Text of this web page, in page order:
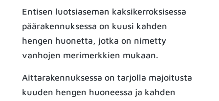
Entisen luotsiaseman kaksikerroksisessa
päärakennuksessa on kuusi kahden
hengen huonetta, jotka on nimetty
vanhojen merimerkkien mukaan.
Aittarakennuksessa on tarjolla majoitusta
kuuden hengen huoneessa ja kahden